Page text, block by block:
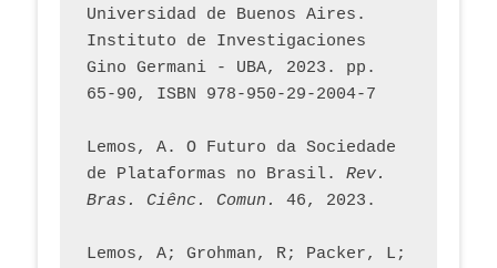
Universidad de Buenos Aires.
Instituto de Investigaciones
Gino Germani - UBA, 2023. pp.
65-90, ISBN 978-950-29-2004-7
Lemos, A. O Futuro da Sociedade
de Plataformas no Brasil. Rev.
Bras. Ciênc. Comun.
Lemos, A; Grohman, R; Packer, L;